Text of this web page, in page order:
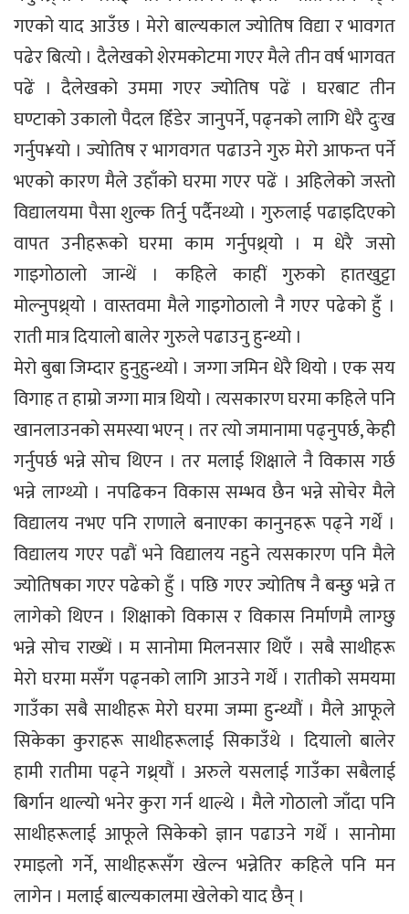
गएको याद आउँछ । मेरो बाल्यकाल ज्योतिष विद्या र भावगत
पढेर बित्यो । दैलेखको शेरमकोटमा गएर मैले तीन वर्ष भागवत
पढें । दैलेखको उममा गएर ज्योतिष पढें । घरबाट तीन
घण्टाको उकालो पैदल हिँडेर जानुपर्ने, पढ्नको लागि धेरै दुःख
गर्नुप¥यो । ज्योतिष र भागवगत पढाउने गुरु मेरो आफन्त पर्ने
भएको कारण मैले उहाँको घरमा गएर पढें । अहिलेको जस्तो
विद्यालयमा पैसा शुल्क तिर्नु पर्दैनथ्यो । गुरुलाई पढाइदिएको
वापत उनीहरूको घरमा काम गर्नुपथ्र्यो । म धेरै जसो
गाइगोठालो जान्थें । कहिले काहीं गुरुको हातखुट्टा
मोल्नुपथ्र्यो । वास्तवमा मैले गाइगोठालो नै गएर पढेको हुँ ।
राती मात्र दियालो बालेर गुरुले पढाउनु हुन्थ्यो ।
मेरो बुबा जिम्दार हुनुहुन्थ्यो । जग्गा जमिन धेरै थियो । एक सय
विगाह त हाम्रो जग्गा मात्र थियो । त्यसकारण घरमा कहिले पनि
खानलाउनको समस्या भएन् । तर त्यो जमानामा पढ्नुपर्छ, केही
गर्नुपर्छ भन्ने सोच थिएन । तर मलाई शिक्षाले नै विकास गर्छ
भन्ने लाग्थ्यो । नपढिकन विकास सम्भव छैन भन्ने सोचेर मैले
विद्यालय नभए पनि राणाले बनाएका कानुनहरू पढ्ने गर्थें ।
विद्यालय गएर पढौं भने विद्यालय नहुने त्यसकारण पनि मैले
ज्योतिषका गएर पढेको हुँ । पछि गएर ज्योतिष नै बन्छु भन्ने त
लागेको थिएन । शिक्षाको विकास र विकास निर्माणमै लाग्छु
भन्ने सोच राख्थें । म सानोमा मिलनसार थिएँ । सबै साथीहरू
मेरो घरमा मसँग पढ्नको लागि आउने गर्थें । रातीको समयमा
गाउँका सबै साथीहरू मेरो घरमा जम्मा हुन्थ्यौं । मैले आफूले
सिकेका कुराहरू साथीहरूलाई सिकाउँथे । दियालो बालेर
हामी रातीमा पढ्ने गथ्र्यौं । अरुले यसलाई गाउँका सबैलाई
बिर्गान थाल्यो भनेर कुरा गर्न थाल्थे । मैले गोठालो जाँदा पनि
साथीहरूलाई आफूले सिकेको ज्ञान पढाउने गर्थें । सानोमा
रमाइलो गर्ने, साथीहरूसँग खेल्न भन्नेतिर कहिले पनि मन
लागेन । मलाई बाल्यकालमा खेलेको याद छैन् ।